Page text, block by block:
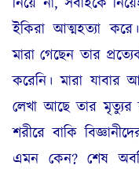
ইকিরা আত্মহত্যা
মারা গেছেন তার
করেনি। মারা
লেখা আছে তার
শরীরে বাকি
এমন কেন? শেষ